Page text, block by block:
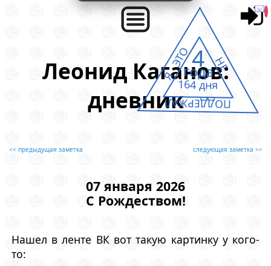
Леонид Каганов:
дневник
<< предыдущая заметка следующая заметка >>
07 января 2026
С Рождеством!
Нашел в ленте ВК вот такую картинку у кого-
то:
Я ЭТО НЕ
ПОДДЕРЖАЛ
4
года
164 дня